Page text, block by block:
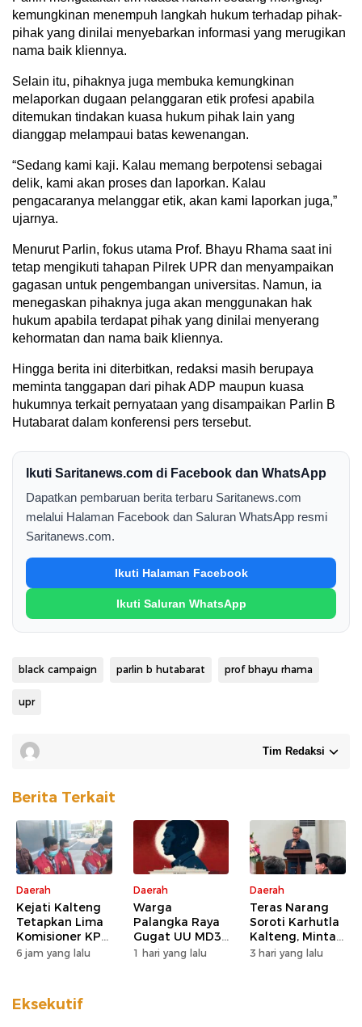
kemungkinan menempuh langkah hukum terhadap pihak-
pihak yang dinilai menyebarkan informasi yang merugikan
nama baik kliennya.
Selain itu, pihaknya juga membuka kemungkinan
melaporkan dugaan pelanggaran etik profesi apabila
ditemukan tindakan kuasa hukum pihak lain yang
dianggap melampaui batas kewenangan.
“Sedang kami kaji. Kalau memang berpotensi sebagai
delik, kami akan proses dan laporkan. Kalau
pengacaranya melanggar etik, akan kami laporkan juga,”
ujarnya.
Menurut Parlin, fokus utama Prof. Bhayu Rhama saat ini
tetap mengikuti tahapan Pilrek UPR dan menyampaikan
gagasan untuk pengembangan universitas. Namun, ia
menegaskan pihaknya juga akan menggunakan hak
hukum apabila terdapat pihak yang dinilai menyerang
kehormatan dan nama baik kliennya.
Hingga berita ini diterbitkan, redaksi masih berupaya
meminta tanggapan dari pihak ADP maupun kuasa
hukumnya terkait pernyataan yang disampaikan Parlin B
Hutabarat dalam konferensi pers tersebut.
Ikuti Saritanews.com di Facebook dan WhatsApp
Dapatkan pembaruan berita terbaru Saritanews.com
melalui Halaman Facebook dan Saluran WhatsApp resmi
Saritanews.com.
Ikuti Halaman Facebook
Ikuti Saluran WhatsApp
black campaign parlin b hutabarat prof bhayu rhama
upr
Tim Redaksi
Berita Terkait
Daerah
Kejati Kalteng
Tetapkan Lima
Komisioner KPU
Kotim sebagai
6 jam yang lalu
Daerah
Warga
Palangka Raya
Gugat UU MD3
dan UU P3 ke
1 hari yang lalu
Daerah
Teras Narang
Soroti Karhutla
Kalteng, Minta
Pengawasan
3 hari yang lalu
Eksekutif